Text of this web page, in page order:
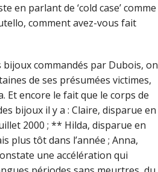
en parlant de ‘cold case’ comme
comment avez-vous fait
commandés par Dubois, on
de ses présumées victimes,
Et encore le fait que le corps de
bijoux il y a : Claire, disparue en
2000 ; ** Hilda, disparue en
plus tôt dans l’année ; Anna,
une accélération qui